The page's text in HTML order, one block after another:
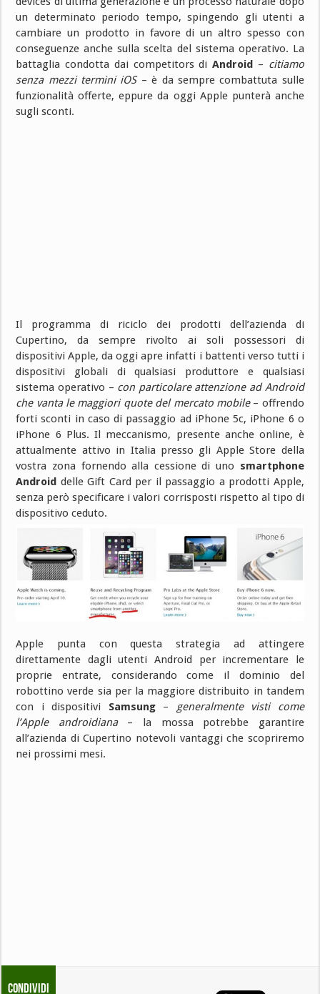
un determinato periodo tempo, spingendo gli utenti a
cambiare un prodotto in favore di un altro spesso con
conseguenze anche sulla scelta del sistema operativo. La
battaglia condotta dai competitors diAndroid – citiamo
senza mezzi termini iOS– è da sempre combattuta sulle
funzionalità offerte, eppure da oggi Apple punterà anche
sugli sconti.
Il programma di riciclo dei prodotti dell’azienda di
Cupertino, da sempre rivolto ai soli possessori di
dispositivi Apple, da oggi apre infatti i battenti verso tutti i
dispositivi globali di qualsiasi produttore e qualsiasi
sistema operativo – con particolare attenzione ad Android
che vanta le maggiori quote del mercato mobile– offrendo
forti sconti in caso di passaggio ad iPhone 5c, iPhone 6 o
iPhone 6 Plus. Il meccanismo, presente anche online, è
attualmente attivo in Italia presso gli Apple Store della
vostra zona fornendo alla cessione di uno smartphone
Android delle Gift Card per il passaggio a prodotti Apple,
senza però specificare i valori corrisposti rispetto al tipo di
dispositivo ceduto.
Apple punta con questa strategia ad attingere
direttamente dagli utenti Android per incrementare le
proprie entrate, considerando come il dominio del
robottino verde sia per la maggiore distribuito in tandem
con i dispositivi Samsung– generalmente visti come
l’Apple androidiana– la mossa potrebbe garantire
all’azienda di Cupertino notevoli vantaggi che scopriremo
nei prossimi mesi.
Condividi